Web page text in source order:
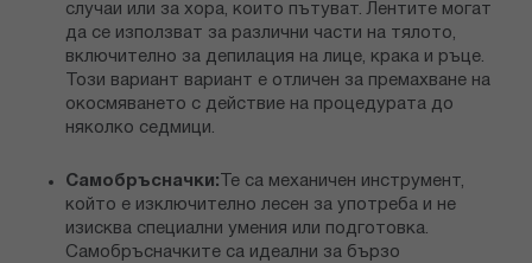
случаи или за хора, които пътуват. Лентите могат
да се използват за различни части на тялото,
включително за депилация на лице, крака и ръце.
Този вариант вариант е отличен за премахване на
окосмяването с действие на процедурата до
няколко седмици.
Самобръсначки: Те са механичен инструмент,
който е изключително лесен за употреба и не
изисква специални умения или подготовка.
Самобръсначките са идеални за бързо